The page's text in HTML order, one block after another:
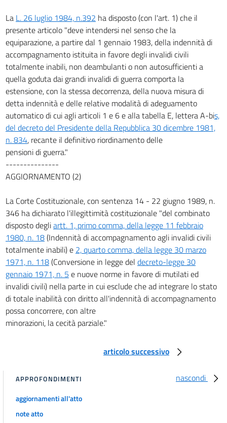
La L. 26 luglio 1984, n.392 ha disposto (con l'art. 1) che il
presente articolo "deve intendersi nel senso che la
equiparazione, a partire dal 1 gennaio 1983, della indennità di
accompagnamento istituita in favore degli invalidi civili
totalmente inabili, non deambulanti o non autosufficienti a
quella goduta dai grandi invalidi di guerra comporta la
estensione, con la stessa decorrenza, della nuova misura di
detta indennità e delle relative modalità di adeguamento
automatico di cui agli articoli 1 e 6 e alla tabella E, lettera A-bis,
del decreto del Presidente della Repubblica 30 dicembre 1981,
n. 834, recante il definitivo riordinamento delle
pensioni di guerra."
---------------
AGGIORNAMENTO (2)
La Corte Costituzionale, con sentenza 14 - 22 giugno 1989, n.
346 ha dichiarato l'illegittimità costituzionale "del combinato
disposto degliartt. 1, primo comma, della legge 11 febbraio
1980, n. 18(Indennità di accompagnamento agli invalidi civili
totalmente inabili) e 2, quarto comma, della legge 30 marzo
1971, n. 118(Conversione in legge del decreto-legge 30
gennaio 1971, n. 5 e nuove norme in favore di mutilati ed
invalidi civili) nella parte in cui esclude che ad integrare lo stato
di totale inabilità con diritto all'indennità di accompagnamento
possa concorrere, con altre
minorazioni, la cecità parziale."
articolo successivo
nascondi
APPROFONDIMENTI
aggiornamenti all'atto
note atto